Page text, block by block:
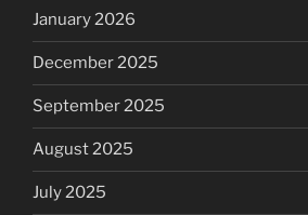
January 2026
December 2025
September 2025
August 2025
July 2025